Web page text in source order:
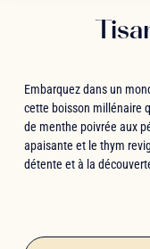
Embarquez dans un
cette boisson millénaire
de menthe poivrée aux
apaisante et le thym
détente et à la
est un véritable élixir de
plantes à des notes
de saveurs exotiques
classiques comme la